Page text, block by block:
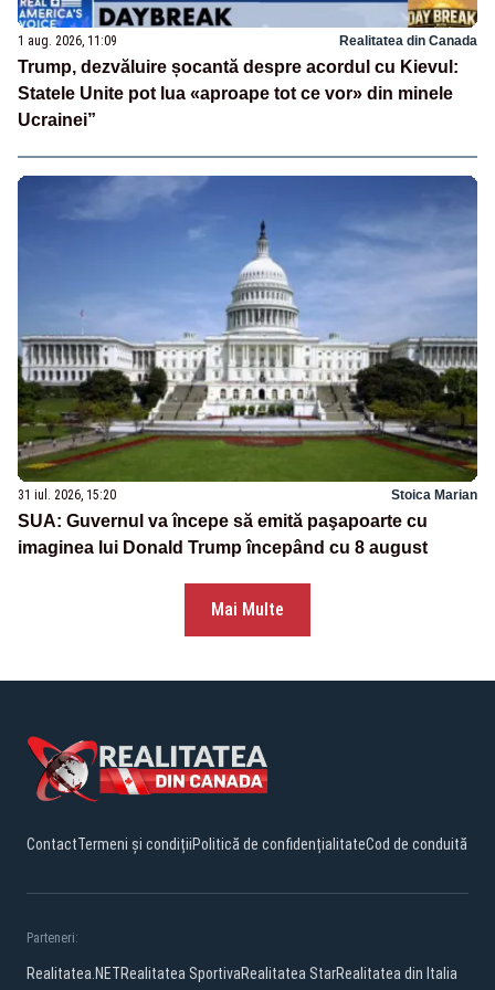
1 aug. 2026, 11:09 Realitatea din Canada
Trump, dezvăluire șocantă despre acordul cu Kievul:
Statele Unite pot lua «aproape tot ce vor» din minele
Ucrainei”
31 iul. 2026, 15:20 Stoica Marian
SUA: Guvernul va începe să emită paşapoarte cu
imaginea lui Donald Trump începând cu 8 august
Mai Multe
ContactTermeni și condițiiPolitică de confidențialitateCod de conduită
Parteneri:
Realitatea.NETRealitatea SportivaRealitatea StarRealitatea din Italia